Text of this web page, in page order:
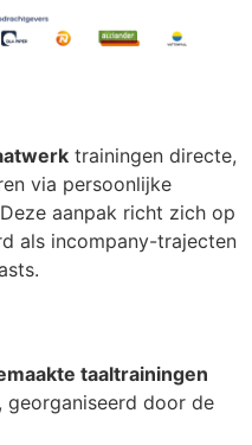
trainingen directe,
via persoonlijke
aanpak richt zich op
als incompany-trajecten
taaltrainingen
georganiseerd door de